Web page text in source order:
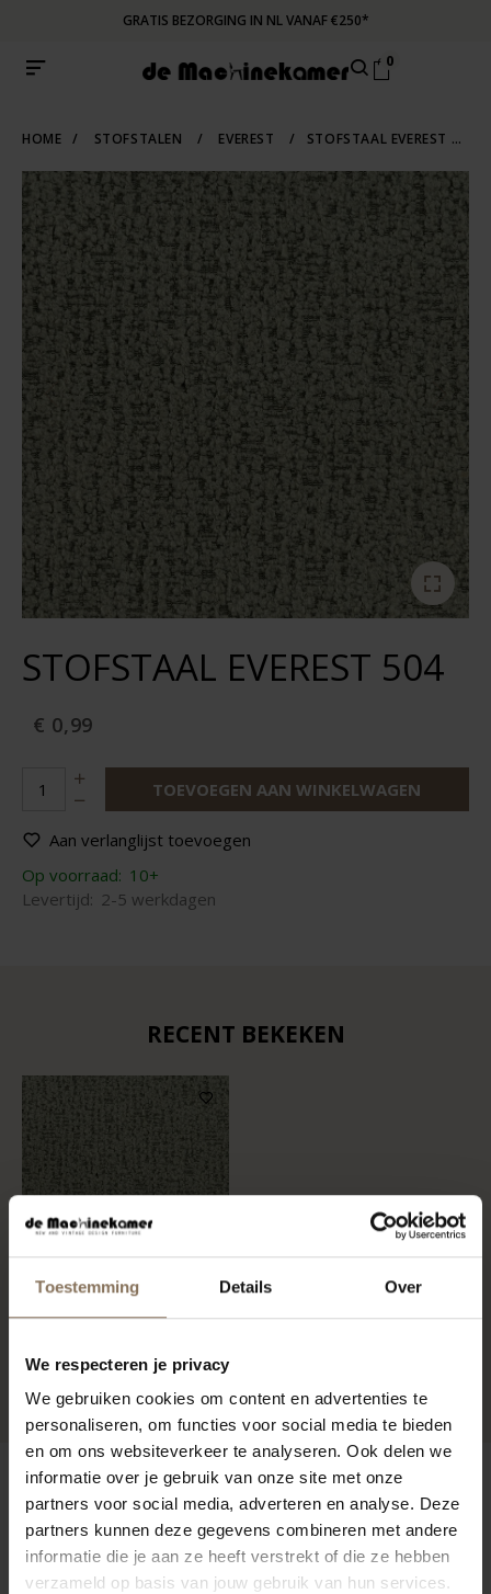
Toestemming Details Over
We respecteren je privacy
We gebruiken cookies om content en advertenties te
personaliseren, om functies voor social media te bieden
en om ons websiteverkeer te analyseren. Ook delen we
informatie over je gebruik van onze site met onze
partners voor social media, adverteren en analyse. Deze
partners kunnen deze gegevens combineren met andere
informatie die je aan ze heeft verstrekt of die ze hebben
verzameld op basis van jouw gebruik van hun services.
GRATIS BEZORGING IN NL VANAF €250*
0
HOME / STOFSTALEN / EVEREST / STOFSTAAL EVEREST 504
STOFSTAAL EVEREST 504
€ 0,99
TOEVOEGEN AAN WINKELWAGEN
Aan verlanglijst toevoegen
Op voorraad: 10+
Levertijd: 2-5 werkdagen
RECENT BEKEKEN
VANAF € 0,99
ONZE MERKEN